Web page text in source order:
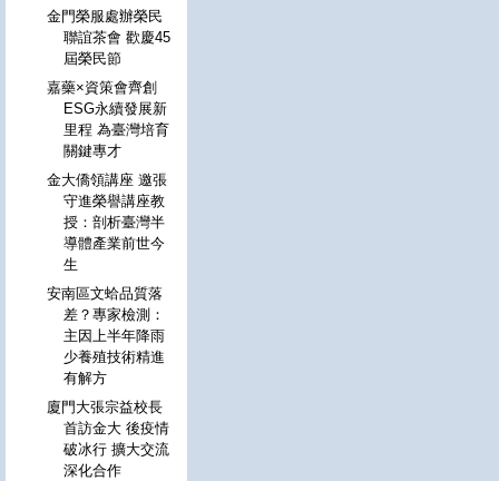
金門榮服處辦榮民
聯誼茶會 歡慶45
屆榮民節
嘉藥×資策會齊創
ESG永續發展新
里程 為臺灣培育
關鍵專才
金大僑領講座 邀張
守進榮譽講座教
授：剖析臺灣半
導體產業前世今
生
安南區文蛤品質落
差？專家檢測：
主因上半年降雨
少養殖技術精進
有解方
廈門大張宗益校長
首訪金大 後疫情
破冰行 擴大交流
深化合作